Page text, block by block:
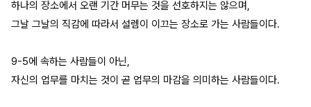
하나의 장소에서 오랜 기간 머무는 것을 선호하지는 않으며,
그날 그날의 직감에 따라서 설렘이 이끄는 장소로 가는 사람들이다.
9-5에 속하는 사람들이 아닌,
자신의 업무를 마치는 것이 곧 업무의 마감을 의미하는 사람들이다.